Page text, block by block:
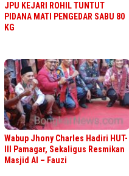
JPU KEJARI ROHIL TUNTUT
PIDANA MATI PENGEDAR SABU 80
KG
Wabup Jhony Charles Hadiri HUT-
III Pamagar, Sekaligus Resmikan
Masjid Al – Fauzi